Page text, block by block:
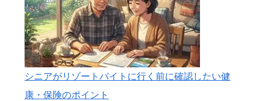
シニアがリゾートバイトに行く前に確認したい健
康・保険のポイント